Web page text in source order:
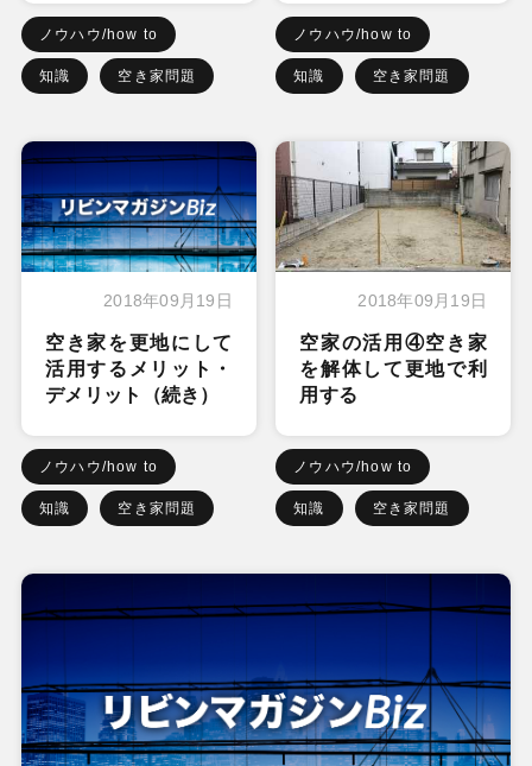
ノウハウ/how to
知識 空き家問題
ノウハウ/how to
知識 空き家問題
2018年09月19日
空き家を更地にして
活用するメリット・
デメリット（続き）
ノウハウ/how to
知識 空き家問題
2018年09月19日
空家の活用④空き家
を解体して更地で利
用する
ノウハウ/how to
知識 空き家問題